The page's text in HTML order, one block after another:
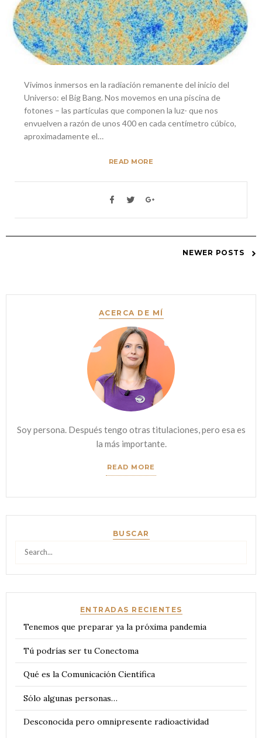
Vivimos inmersos en la radiación remanente del inicio del
Universo: el Big Bang. Nos movemos en una piscina de
fotones – las partículas que componen la luz- que nos
envuelven a razón de unos 400 en cada centímetro cúbico,
aproximadamente el…
READ MORE
NEWER POSTS
ACERCA DE MÍ
Soy persona. Después tengo otras titulaciones, pero esa es
la más importante.
READ MORE
BUSCAR
Search
ENTRADAS RECIENTES
Tenemos que preparar ya la próxima pandemia
Tú podrías ser tu Conectoma
Qué es la Comunicación Científica
Sólo algunas personas…
Desconocida pero omnipresente radioactividad